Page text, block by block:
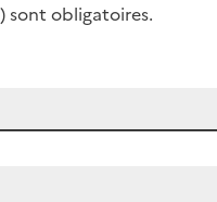
) sont obligatoires.